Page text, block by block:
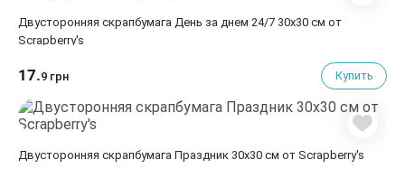
Двусторонняя скрапбумага День за днем 24/7 30х30 см от
Scrapberry's
17.9 грн Купить
Двусторонняя скрапбумага Праздник 30х30 см от Scrapberry's